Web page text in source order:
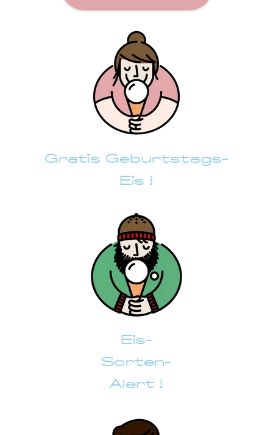
Gratis Geburtstags-
Eis !
Eis-
Sorten-
Alert !